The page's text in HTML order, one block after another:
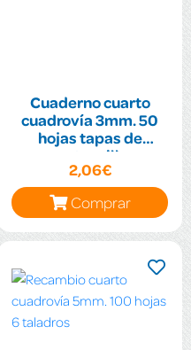
Cuaderno cuarto
cuadrovía 3mm. 50
hojas tapas de
cartoncillo
plastificado colores
surtidos
2,06€
Comprar